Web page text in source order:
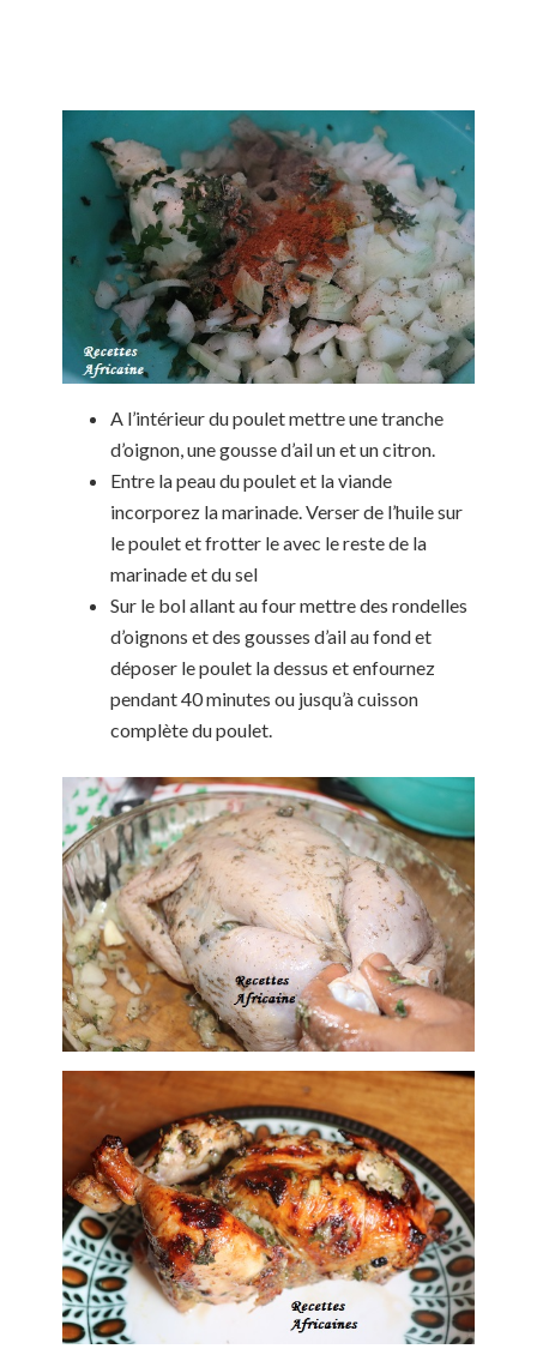
A l’intérieur du poulet mettre une tranche
d’oignon, une gousse d’ail un et un citron.
Entre la peau du poulet et la viande
incorporez la marinade. Verser de l’huile sur
le poulet et frotter le avec le reste de la
marinade et du sel
Sur le bol allant au four mettre des rondelles
d’oignons et des gousses d’ail au fond et
déposer le poulet la dessus et enfournez
pendant 40 minutes ou jusqu’à cuisson
complète du poulet.